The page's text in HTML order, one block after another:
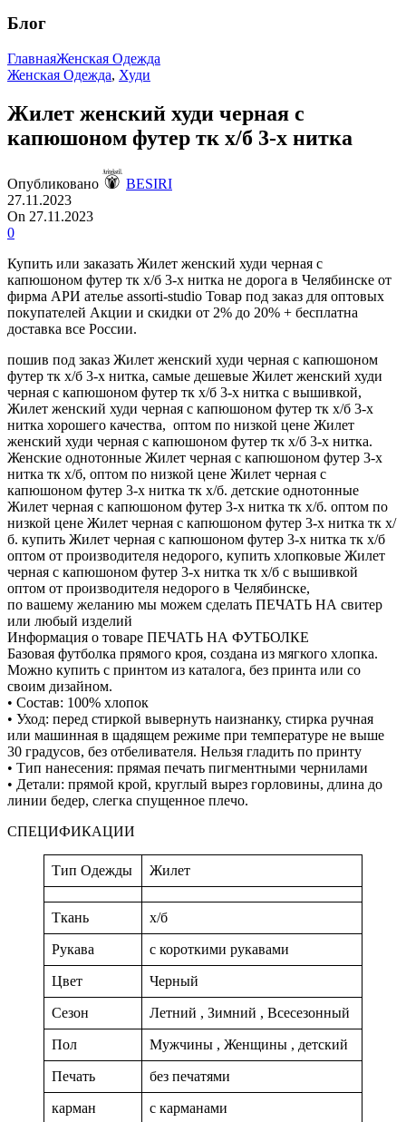
Блог
ГлавнаяЖенская Одежда
Женская Одежда, Худи
Жилет женский худи черная с
капюшоном футер тк х/б 3-х нитка
Опубликовано
BESIRI
27.11.2023
On 27.11.2023
0
Купить или заказать Жилет женский худи черная с
капюшоном футер тк х/б 3-х нитка не дорога в Челябинске от
фирма АРИ ателье assorti-studio Товар под заказ для оптовых
покупателей Акции и скидки от 2% до 20% + бесплатна
доставка все России.
пошив под заказ Жилет женский худи черная с капюшоном
футер тк х/б 3-х нитка, самые дешевые Жилет женский худи
черная с капюшоном футер тк х/б 3-х нитка с вышивкой,
Жилет женский худи черная с капюшоном футер тк х/б 3-х
нитка хорошего качества, оптом по низкой цене Жилет
женский худи черная с капюшоном футер тк х/б 3-х нитка.
Женские однотонные Жилет черная с капюшоном футер 3-х
нитка тк х/б, оптом по низкой цене Жилет черная с
капюшоном футер 3-х нитка тк х/б. детские однотонные
Жилет черная с капюшоном футер 3-х нитка тк х/б. оптом по
низкой цене Жилет черная с капюшоном футер 3-х нитка тк х/
б. купить Жилет черная с капюшоном футер 3-х нитка тк х/б
оптом от производителя недорого, купить хлопковые Жилет
черная с капюшоном футер 3-х нитка тк х/б с вышивкой
оптом от производителя недорого в Челябинске,
по вашему желанию мы можем сделать ПЕЧАТЬ НА свитер
или любый изделий
Информация о товаре ПЕЧАТЬ НА ФУТБОЛКЕ
Базовая футболка прямого кроя, создана из мягкого хлопка.
Можно купить с принтом из каталога, без принта или со
своим дизайном.
• Состав: 100% хлопок
• Уход: перед стиркой вывернуть наизнанку, стирка ручная
или машинная в щадящем режиме при температуре не выше
30 градусов, без отбеливателя. Нельзя гладить по принту
• Тип нанесения: прямая печать пигментными чернилами
• Детали: прямой крой, круглый вырез горловины, длина до
линии бедер, слегка спущенное плечо.
СПЕЦИФИКАЦИИ
Тип Одежды Жилет
Ткань х/б
Рукава с короткими рукавами
Цвет Черный
Сезон Летний , Зимний , Всесезонный
Пол Мужчины , Женщины , детский
Печать без печатями
карман с карманами